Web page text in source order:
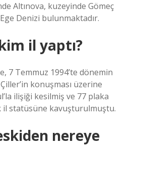
Altınova, kuzeyinde Gömeç
Denizi bulunmaktadır.
il yaptı?
7 Temmuz 1994’te dönemin
konuşması üzerine
ilişiği kesilmiş ve 77 plaka
il statüsüne kavuşturulmuştu.
nereye